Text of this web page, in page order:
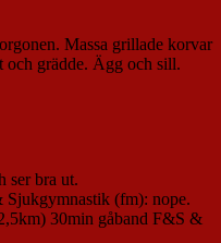
Massa grillade korvar
och grädde. Ägg och sill.
ser bra ut.
Sjukgymnastik (fm): nope.
30min gåband F&S &